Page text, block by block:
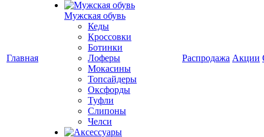
Главная
Мужская обувь
Кеды
Кроссовки
Ботинки
Лоферы
Мокасины
Топсайдеры
Оксфорды
Туфли
Слипоны
Челси
Распродажа Акции